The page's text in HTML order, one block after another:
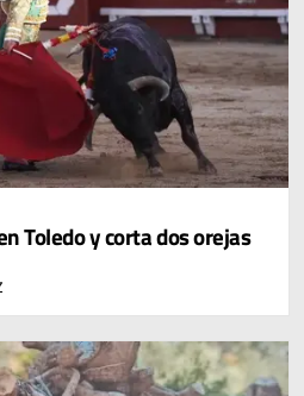
Toledo y corta dos orejas